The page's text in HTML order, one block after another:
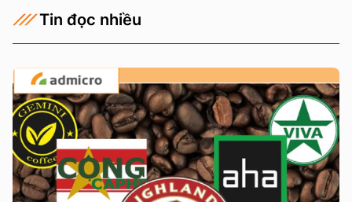
Tin đọc nhiều